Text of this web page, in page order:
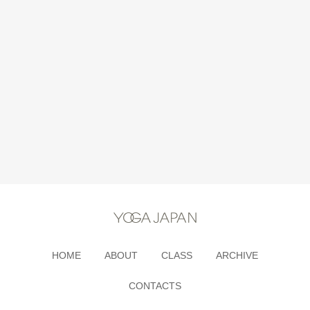
HOME ABOUT CLASS ARCHIVE
CONTACTS